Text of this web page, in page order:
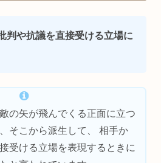
判や抗議を直接受ける立場に
の矢が飛んでくる正面に立つ
そこから派生して、 相手か
受ける立場を表現するときに